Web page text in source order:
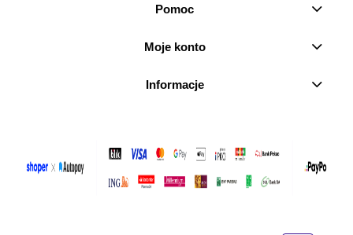
Pomoc
Moje konto
Informacje